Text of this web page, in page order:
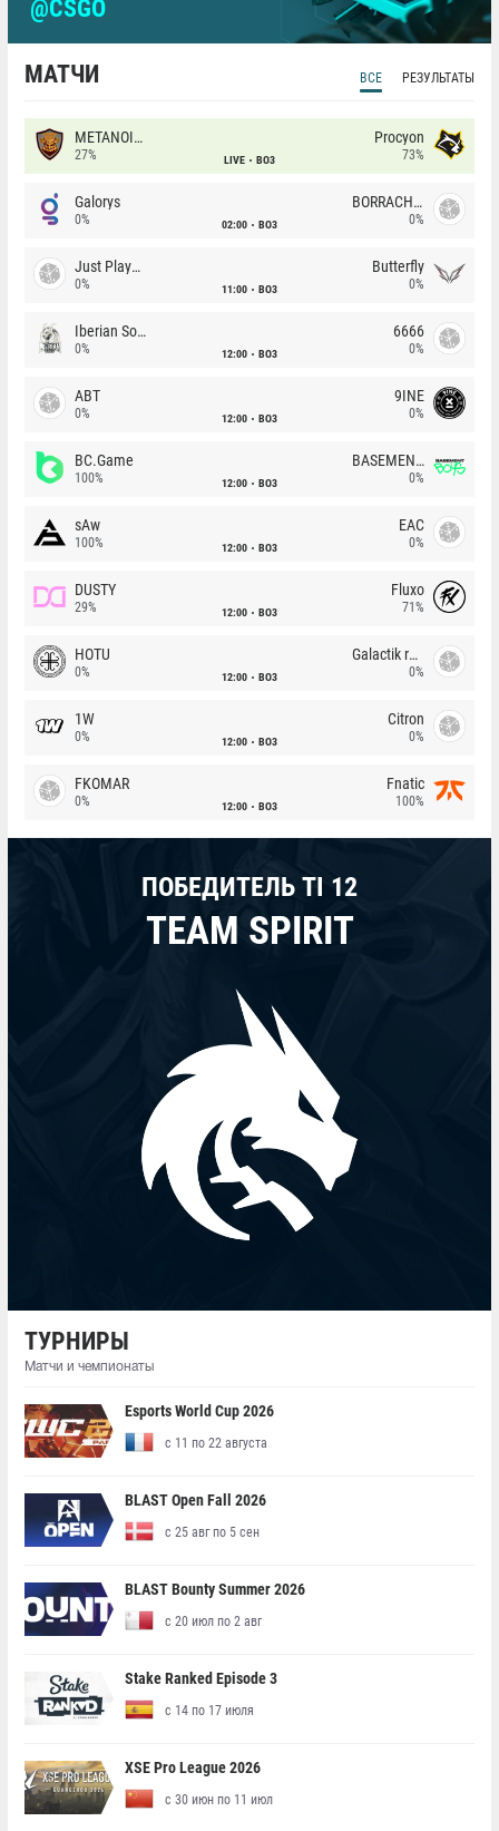
@CSGO
МАТЧИ ВСЕ РЕЗУЛЬТАТЫ
METANOIA Wolves
27% LIVE BO3
Procyon
73%
Galorys
0% 02:00 BO3
BORRACHEIROS
0%
Just Players
0% 11:00 BO3
Butterfly
0%
Iberian Soul
0% 12:00 BO3
6666
0%
ABT
0% 12:00 BO3
9INE
0%
BC.Game
100% 12:00 BO3
BASEMENT BOYS
0%
sAw
100% 12:00 BO3
EAC
0%
DUSTY
29% 12:00 BO3
Fluxo
71%
HOTU
0% 12:00 BO3
Galactik rebels
0%
1W
0% 12:00 BO3
Citron
0%
FKOMAR
0% 12:00 BO3
Fnatic
100%
ПОБЕДИТЕЛЬ TI 12
TEAM SPIRIT
ТУРНИРЫ
Матчи и чемпионаты
Esports World Cup 2026
с 11 по 22 августа
BLAST Open Fall 2026
с 25 авг по 5 сен
BLAST Bounty Summer 2026
с 20 июл по 2 авг
Stake Ranked Episode 3
с 14 по 17 июля
XSE Pro League 2026
с 30 июн по 11 июл